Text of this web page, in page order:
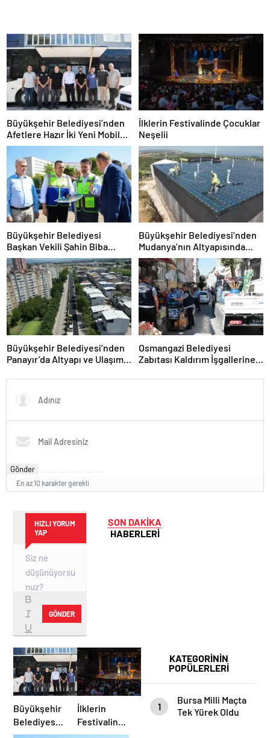
Büyükşehir Belediyesi’nden
Afetlere Hazır İki Yeni Mobil
Araç
İlklerin Festivalinde Çocuklar
Neşelii
Büyükşehir Belediyesi
Başkan Vekili Şahin Biba
“Şehir Hastanesi Otoparkı Bu
Ay Hizmete Açılacak”
Büyükşehir Belediyesi’nden
Mudanya’nın Altyapısında
Güçlü Yatırım
Büyükşehir Belediyesi’nden
Panayır’da Altyapı ve Ulaşım
Osmangazi Belediyesi
Zabıtası Kaldırım İşgallerine
Gönder
En az 10 karakter gerekli
HIZLI YORUM
YAP
GÖNDER
SON DAKİKA
HABERLERİ
KATEGORİNİN
POPÜLERLERİ
1
Bursa Milli Maçta
Tek Yürek Oldu
Büyükşehir
Belediyesi’nden
Afetlere
İlklerin
Festivalinde
Çocuklar